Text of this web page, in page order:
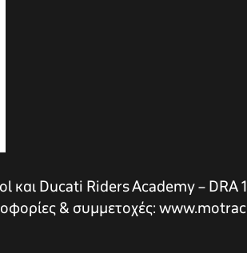
Ducati Riders Academy – DRA
& συμμετοχές: